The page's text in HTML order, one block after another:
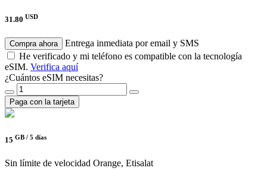
31.80 USD
Compra ahora
Entrega inmediata por email y SMS
He verificado y mi teléfono es compatible con la tecnología
eSIM. Verifica aquí
¿Cuántos eSIM necesitas?
Paga con la tarjeta
15 GB / 5 días
Sin límite de velocidad Orange, Etisalat